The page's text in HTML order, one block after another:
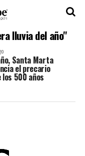
lluvia del año"
Santa Marta
el precario
500 años